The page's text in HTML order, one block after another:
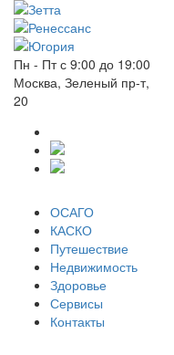
Пн - Пт с 9:00 до 19:00
Москва, Зеленый пр-т,
20
ОСАГО
КАСКО
Путешествие
Недвижимость
Здоровье
Сервисы
Контакты